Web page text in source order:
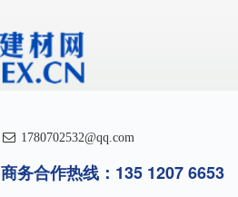
1780702532@qq.com
商务合作热线：135 1207 6653